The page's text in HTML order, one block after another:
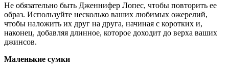
Не обязательно быть Дженнифер Лопес, чтобы повторить ее
образ. Используйте несколько ваших любимых ожерелий,
чтобы наложить их друг на друга, начиная с коротких и,
наконец, добавляя длинное, которое доходит до верха ваших
джинсов.
Маленькие сумки